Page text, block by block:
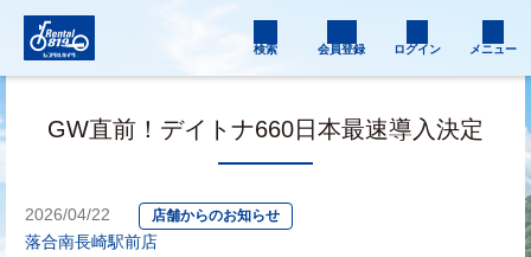
検索 会員登録 ログイン メニュー
GW直前！デイトナ660日本最速導入決定
2026/04/22 店舗からのお知らせ
落合南長崎駅前店